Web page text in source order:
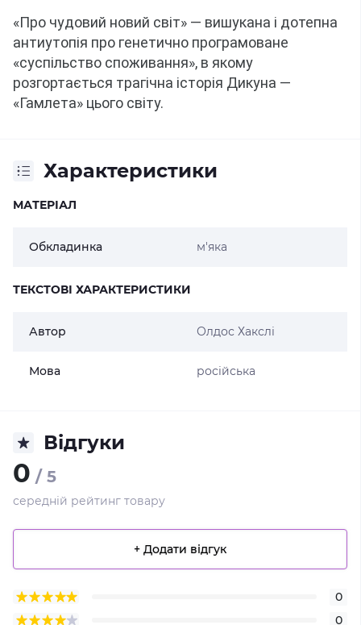
«Про чудовий новий світ» — вишукана і дотепна
антиутопія про генетично програмоване
«суспільство споживання», в якому
розгортається трагічна історія Дикуна —
«Гамлета» цього світу.
Характеристики
МАТЕРІАЛ
Обкладинка м'яка
ТЕКСТОВІ ХАРАКТЕРИСТИКИ
Автор Олдос Хакслі
Мова російська
Відгуки
0 / 5
середній рейтинг товару
+ Додати відгук
0
0